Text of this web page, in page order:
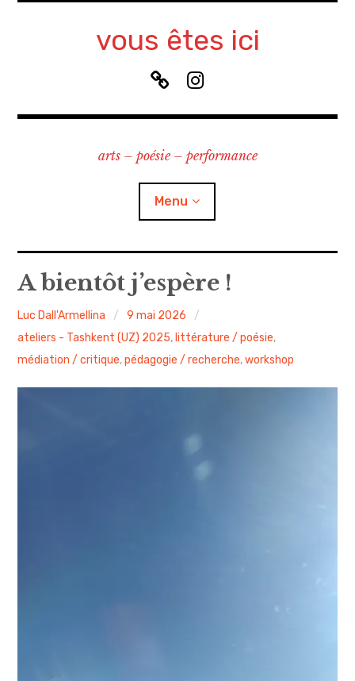
vous êtes ici
u
S
k
y
I
s
a
g
a
arts – poésie – performance
Menu
à propos
contact
sites & blogs
A bientôt j’espère !
Luc Dall'Armellina
9 mai 2026
ateliers - Tashkent (UZ) 2025, littérature / poésie,
médiation / critique,pédagogie / recherche,workshop